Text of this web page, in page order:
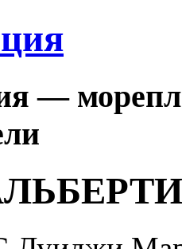
—